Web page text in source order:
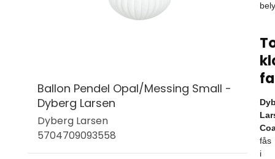
Ballon Pendel Opal/Messing Small -
Dyberg Larsen
Dyberg Larsen
5704709093558
fås
i